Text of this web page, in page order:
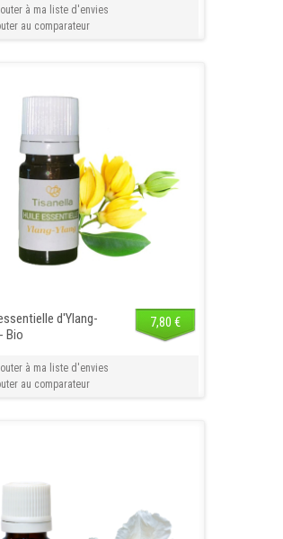
à ma liste d'envies
au comparateur
d'Ylang-
Bio
7,80 €
à ma liste d'envies
au comparateur